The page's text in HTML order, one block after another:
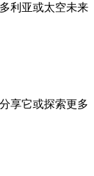
利亚或太空未来
享它或探索更多